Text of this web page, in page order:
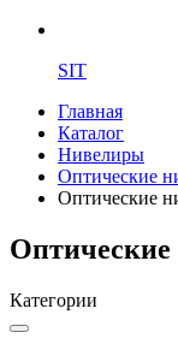
SIT
Главная
Каталог
Нивелиры
Оптические
Оптические
Категории